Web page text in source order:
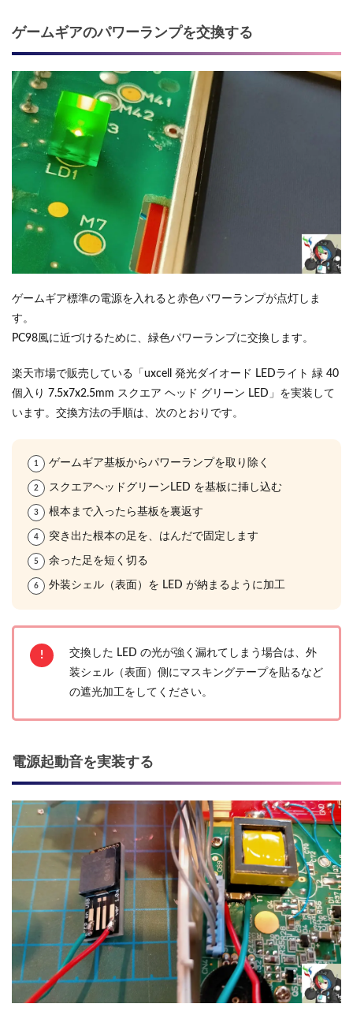
ゲームギアのパワーランプを交換する
ゲームギア標準の電源を入れると赤色パワーランプが点灯しま
す。
PC98風に近づけるために、緑色パワーランプに交換します。
楽天市場で販売している「uxcell 発光ダイオード LEDライト 緑 40
個入り 7.5x7x2.5mm スクエア ヘッド グリーン LED」を実装して
います。交換方法の手順は、次のとおりです。
ゲームギア基板からパワーランプを取り除く
スクエアヘッドグリーンLED を基板に挿し込む
根本まで入ったら基板を裏返す
突き出た根本の足を、はんだで固定します
余った足を短く切る
外装シェル（表面）を LED が納まるように加工
交換した LED の光が強く漏れてしまう場合は、外
装シェル（表面）側にマスキングテープを貼るなど
の遮光加工をしてください。
電源起動音を実装する